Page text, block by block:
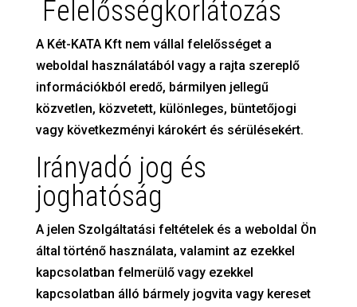
Felelősségkorlátozás
A Két-KATA Kft nem vállal felelősséget a
weboldal használatából vagy a rajta szereplő
információkból eredő, bármilyen jellegű
közvetlen, közvetett, különleges, büntetőjogi
vagy következményi károkért és sérülésekért.
Irányadó jog és
joghatóság
A jelen Szolgáltatási feltételek és a weboldal Ön
által történő használata, valamint az ezekkel
kapcsolatban felmerülő vagy ezekkel
kapcsolatban álló bármely jogvita vagy kereset